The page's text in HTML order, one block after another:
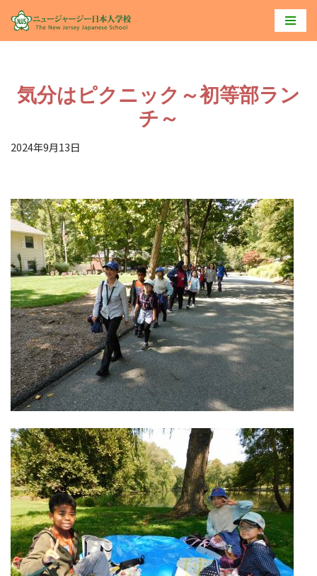
コ
ン
ス
プ
気分はピクニック～初等部ラン
チ～
2024年9月13日